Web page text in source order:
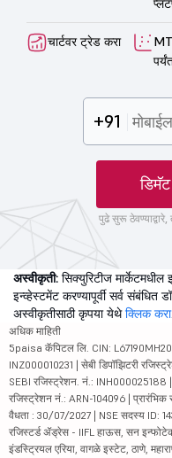
चार्टवर ट्रेड करा
+91
पुढे सुरू ठेवण्याद्वारे,
अस्वीकृती: सिक्युरिटीज
इन्व्हेस्टमेंट करण्यापूर्वी सर्व संबंधित
अस्वीकृतीसाठी कृपया येथेक्लिक करा.
अधिक माहिती
5paisa कॅपिटल लि. CIN:
INZ000010231 | सेबी डिपॉझिटरी
SEBI रजिस्ट्रेशन. नं.: INH000025188
रजिस्ट्रेशन नं.: ARN-104096 | प्रारंभिक
वैधता : 30/07/2027 | NSE सदस्य ID:
रजिस्टर्ड ॲड्रेस - IIFL हाऊस, सन
इंडस्ट्रियल एरिया, वागळे इस्टेट, ठाणे,